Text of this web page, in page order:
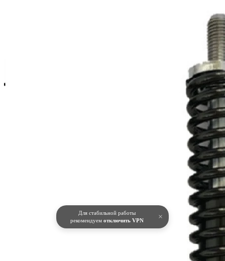
Для стабильной работы
рекомендуем отключить VPN ×